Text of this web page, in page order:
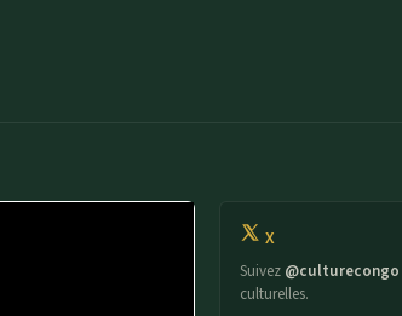
X
Suivez @culturecongo
culturelles.